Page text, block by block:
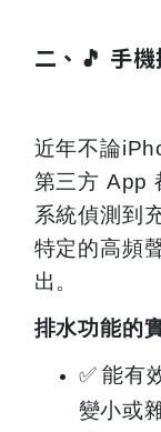
二、🎵 手
近年不論
第三方 App
系統偵測到
特定的高頻
出。
排水功能的
✅ 能有
變小或